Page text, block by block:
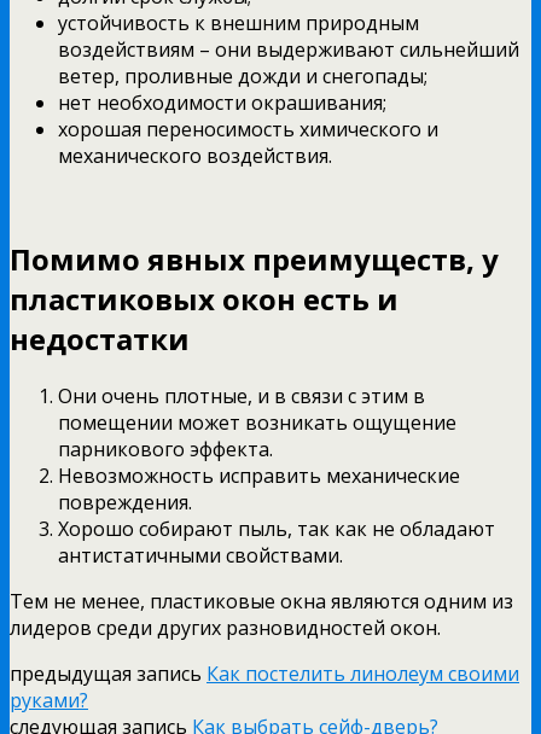
устойчивость к внешним природным
воздействиям – они выдерживают сильнейший
ветер, проливные дожди и снегопады;
нет необходимости окрашивания;
хорошая переносимость химического и
механического воздействия.
Помимо явных преимуществ, у
пластиковых окон есть и
недостатки
Они очень плотные, и в связи с этим в
помещении может возникать ощущение
парникового эффекта.
Невозможность исправить механические
повреждения.
Хорошо собирают пыль, так как не обладают
антистатичными свойствами.
Тем не менее, пластиковые окна являются одним из
лидеров среди других разновидностей окон.
предыдущая запись Как постелить линолеум своими
руками?
следующая запись Как выбрать сейф-дверь?